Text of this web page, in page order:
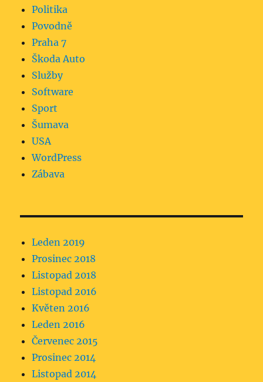
Politika
Povodně
Praha 7
Škoda Auto
Služby
Software
Sport
Šumava
USA
WordPress
Zábava
Leden 2019
Prosinec 2018
Listopad 2018
Listopad 2016
Květen 2016
Leden 2016
Červenec 2015
Prosinec 2014
Listopad 2014